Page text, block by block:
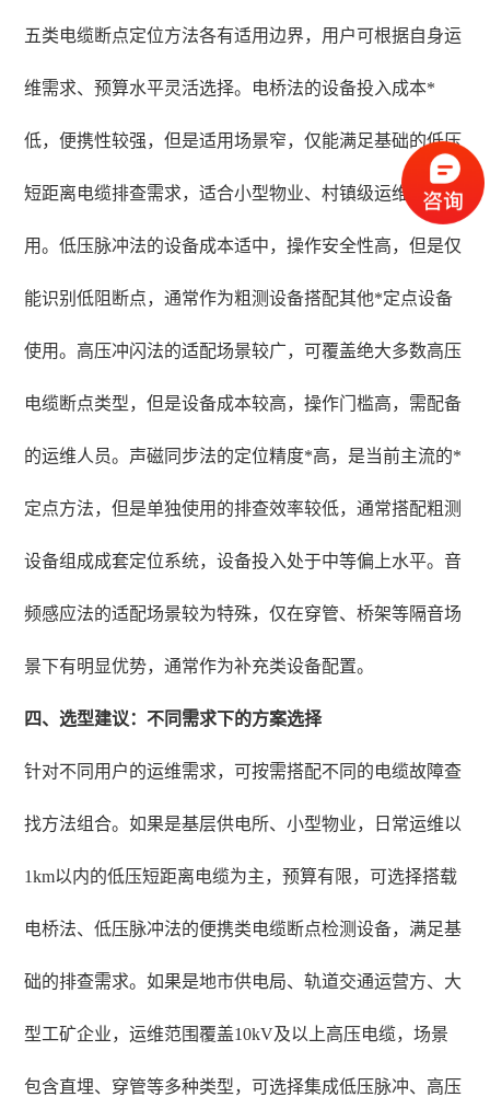
五类电缆断点定位方法各有适用边界，用户可根据自身运
维需求、预算水平灵活选择。电桥法的设备投入成本*
低，便携性较强，但是适用场景窄，仅能满足基础的低压
短距离电缆排查需求，适合小型物业、村镇级运维单位使
用。低压脉冲法的设备成本适中，操作安全性高，但是仅
能识别低阻断点，通常作为粗测设备搭配其他*定点设备
使用。高压冲闪法的适配场景较广，可覆盖绝大多数高压
电缆断点类型，但是设备成本较高，操作门槛高，需配备
的运维人员。声磁同步法的定位精度*高，是当前主流的*
定点方法，但是单独使用的排查效率较低，通常搭配粗测
设备组成成套定位系统，设备投入处于中等偏上水平。音
频感应法的适配场景较为特殊，仅在穿管、桥架等隔音场
景下有明显优势，通常作为补充类设备配置。
四、选型建议：不同需求下的方案选择
针对不同用户的运维需求，可按需搭配不同的电缆故障查
找方法组合。如果是基层供电所、小型物业，日常运维以
1km以内的低压短距离电缆为主，预算有限，可选择搭载
电桥法、低压脉冲法的便携类电缆断点检测设备，满足基
础的排查需求。如果是地市供电局、轨道交通运营方、大
型工矿企业，运维范围覆盖10kV及以上高压电缆，场景
包含直埋、穿管等多种类型，可选择集成低压脉冲、高压